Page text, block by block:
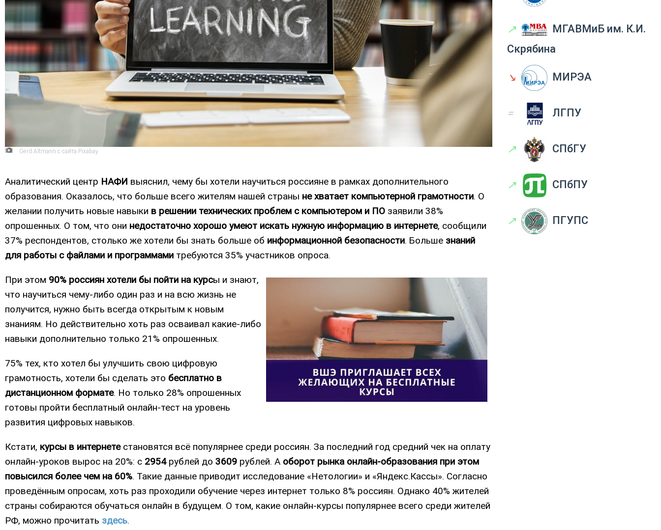
Gerd Altmann с сайта Pixabay
Аналитический центр НАФИ выяснил, чему бы хотели научиться россияне в рамках дополнительного
образования. Оказалось, что больше всего жителям нашей страны не хватает компьютерной грамотности. О
желании получить новые навыки в решении технических проблем с компьютером и ПО заявили 38%
опрошенных. О том, что они недостаточно хорошо умеют искать нужную информацию в интернете, сообщили
37% респондентов, столько же хотели бы знать больше об информационной безопасности. Больше знаний
для работы с файлами и программами требуются 35% участников опроса.
При этом 90% россиян хотели бы пойти на курсы и знают,
что научиться чему-либо один раз и на всю жизнь не
получится, нужно быть всегда открытым к новым
знаниям. Но действительно хоть раз осваивал какие-либо
навыки дополнительно только 21% опрошенных.
75% тех, кто хотел бы улучшить свою цифровую
грамотность, хотели бы сделать это бесплатно в
дистанционном формате. Но только 28% опрошенных
готовы пройти бесплатный онлайн-тест на уровень
развития цифровых навыков.
Кстати, курсы в интернетестановятся всё популярнее среди россиян. За последний год средний чек на оплату
онлайн-уроков вырос на 20%: с 2954рублей до 3609 рублей. А оборот рынка онлайн-образования при этом
повысился более чем на 60%. Такие данные приводит исследование «Нетологии» и «Яндекс.Кассы». Согласно
проведённым опросам, хоть раз проходили обучение через интернет только 8% россиян. Однако 40% жителей
страны собираются обучаться онлайн в будущем. О том, какие онлайн-курсы популярнее всего среди жителей
РФ, можно прочитать здесь.
↗
МГАВМиБ им. К.И.
Скрябина
↘ МИРЭА
= ЛГПУ
↗ СПбГУ
↗ СПбПУ
↗ ПГУПС